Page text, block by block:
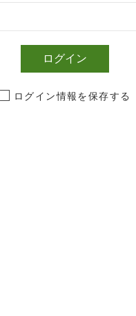
ログイン情報を保存する